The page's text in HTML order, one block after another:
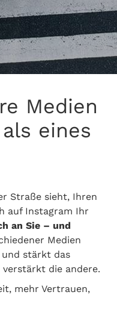
Medien
eines
Straße sieht, Ihren
auf Instagram Ihr
an Sie – und
Medien
und stärkt das
die andere.
mehr Vertrauen,